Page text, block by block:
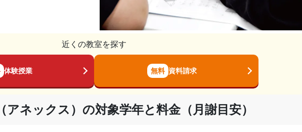
近くの教室を探す
体験授業 無料 資料請求
アネックス）の対象学年と料金（月謝目安）